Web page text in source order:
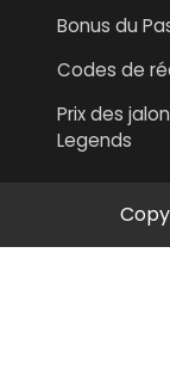
Bonus du
Codes de
Prix des
Legends